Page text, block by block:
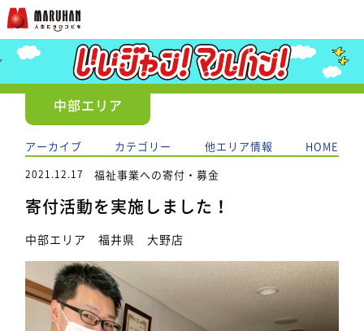
中部エリア
アーカイブ カテゴリー 他エリア情報 HOME
2021.12.17 福祉事業への寄付・募金
寄付活動を実施しました！
中部エリア 福井県 大野店